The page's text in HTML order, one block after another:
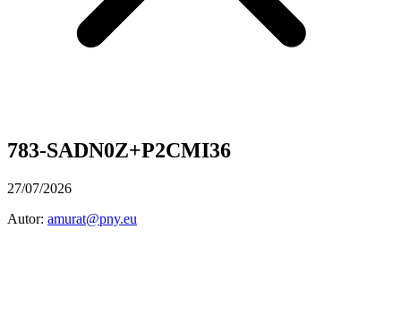
783-SADN0Z+P2CMI36
27/07/2026
Autor: amurat@pny.eu